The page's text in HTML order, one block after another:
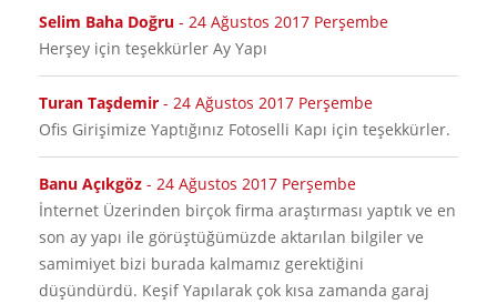
Selim Baha Doğru - 24 Ağustos 2017 Perşembe
Herşey için teşekkürler Ay Yapı
Turan Taşdemir - 24 Ağustos 2017 Perşembe
Ofis Girişimize Yaptığınız Fotoselli Kapı için teşekkürler.
Banu Açıkgöz - 24 Ağustos 2017 Perşembe
İnternet Üzerinden birçok firma araştırması yaptık ve en
son ay yapı ile görüştüğümüzde aktarılan bilgiler ve
samimiyet bizi burada kalmamız gerektiğini
düşündürdü. Keşif Yapılarak çok kısa zamanda garaj